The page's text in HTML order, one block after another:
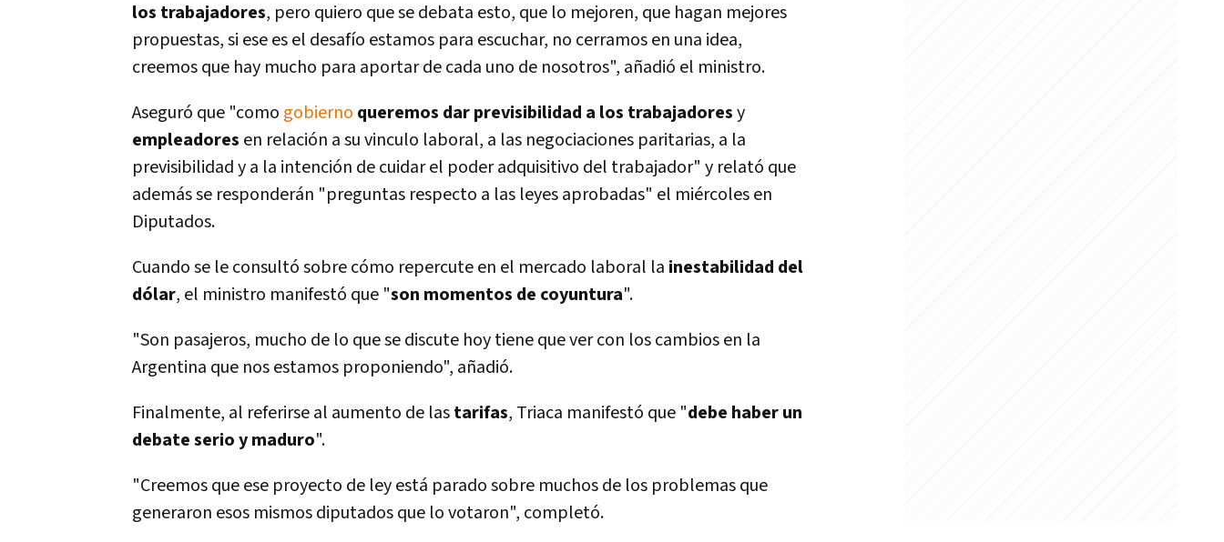
los trabajadores, pero quiero que se debata esto, que lo mejoren, que hagan mejores
propuestas, si ese es el desafí­o estamos para escuchar, no cerramos en una idea,
creemos que hay mucho para aportar de cada uno de nosotros", añadió el ministro.
Aseguró que "como gobierno queremos dar previsibilidad a los trabajadoresy
empleadores en relación a su vinculo laboral, a las negociaciones paritarias, a la
previsibilidad y a la intención de cuidar el poder adquisitivo del trabajador" y relató que
además se responderán "preguntas respecto a las leyes aprobadas" el miércoles en
Diputados.
Cuando se le consultó sobre cómo repercute en el mercado laboral la inestabilidad del
dólar, el ministro manifestó que "son momentos de coyuntura".
"Son pasajeros, mucho de lo que se discute hoy tiene que ver con los cambios en la
Argentina que nos estamos proponiendo", añadió.
Finalmente, al referirse al aumento de lastarifas, Triaca manifestó que "debe haber un
debate serio y maduro".
"Creemos que ese proyecto de ley está parado sobre muchos de los problemas que
generaron esos mismos diputados que lo votaron", completó.